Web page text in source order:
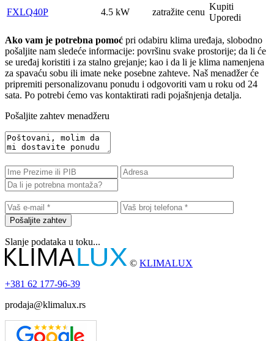
FXLQ40P
4.5 kW zatražite cenu
Kupiti
Uporedi
Ako vam je potrebna pomoć pri odabiru klima uređaja, slobodno
pošaljite nam sledeće informacije: površinu svake prostorije; da li će
se uređaj koristiti i za stalno grejanje; kao i da li je klima namenjena
za spavaću sobu ili imate neke posebne zahteve. Naš menadžer će
pripremiti personalizovanu ponudu i odgovoriti vam u roku od 24
sata. Po potrebi ćemo vas kontaktirati radi pojašnjenja detalja.
Pošaljite zahtev menadžeru
Pošaljite zahtev
Slanje podataka u toku...
© KLIMALUX
+381 62 177-96-39
prodaja@klimalux.rs